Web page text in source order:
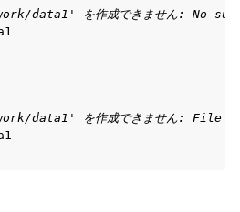
data1' を作成できません:
data1' を作成できません: File